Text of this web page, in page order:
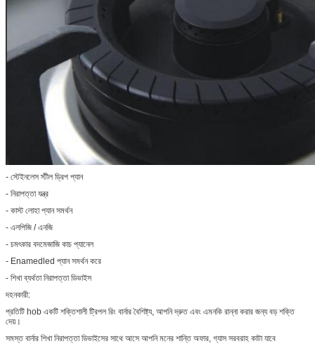
- স্টেইনলেস স্টীল ড্রিপ প্যান
- নিরাপত্তা যন্ত্র
- কাস্ট লোহা প্যান সমর্থন
- এলপিজি / এনজি
- চমৎকার বদমেজাজি কাচ প্যানেল
- Enamedled প্যান সমর্থন করে
- শিখা ব্যর্থতা নিরাপত্তা ডিভাইস
দহনকারী:
প্রতিটি hob একটি শক্তিশালী ট্রিপল রিং বার্নার বৈশিষ্ট্য, আপনি দ্রুত এবং এমনকি রান্না করার জন্য বড় শক্তি
দেয়।
সমস্ত বার্নার শিখা নিরাপত্তা ডিভাইসের সাথে আসে আপনি মনের শান্তি অফার, গ্যাস সরবরাহ কাটা যাবে